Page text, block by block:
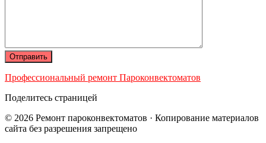
Профессиональный ремонт Пароконвектоматов
Поделитесь страницей
© 2026 Ремонт пароконвектоматов · Копирование материалов
сайта без разрешения запрещено